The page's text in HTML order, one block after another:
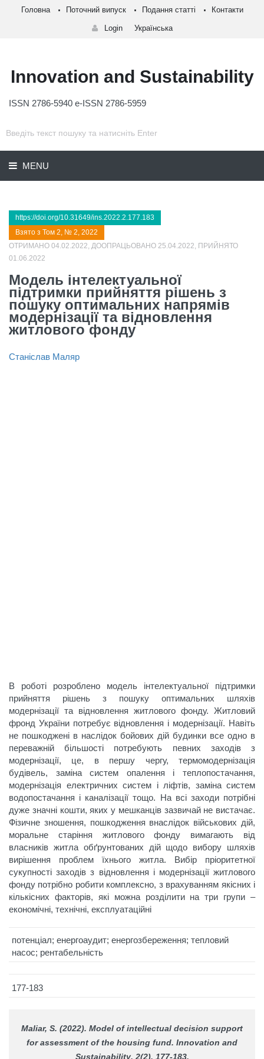
Головна Поточний випуск Подання статті Контакти
Login Українська
Innovation and Sustainability
ISSN 2786-5940 e-ISSN 2786-5959
MENU
https://doi.org/10.31649/ins.2022.2.177.183
Взято з Том 2, № 2, 2022
ОТРИМАНО 04.02.2022, ДООПРАЦЬОВАНО 25.04.2022, ПРИЙНЯТО
01.06.2022
Модель інтелектуальної
підтримки прийняття рішень з
пошуку оптимальних напрямів
модернізації та відновлення
житлового фонду
Станіслав Маляр
В роботі розроблено модель інтелектуальної підтримки
прийняття рішень з пошуку оптимальних шляхів
модернізації та відновлення житлового фонду. Житловий
фронд України потребує відновлення і модернізації. Навіть
не пошкоджені в наслідок бойових дій будинки все одно в
переважній більшості потребують певних заходів з
модернізації, це, в першу чергу, термомодернізація
будівель, заміна систем опалення і теплопостачання,
модернізація електричних систем і ліфтів, заміна систем
водопостачання і каналізації тощо. На всі заходи потрібні
дуже значні кошти, яких у мешканців зазвичай не вистачає.
Фізичне зношення, пошкодження внаслідок військових дій,
моральне старіння житлового фонду вимагають від
власників житла обґрунтованих дій щодо вибору шляхів
вирішення проблем їхнього житла. Вибір пріоритетної
сукупності заходів з відновлення і модернізації житлового
фонду потрібно робити комплексно, з врахуванням якісних і
кількісних факторів, які можна розділити на три групи –
економічні, технічні, експлуатаційні
потенціал; енергоаудит; енергозбереження; тепловий
насос; рентабельність
177-183
Malіar, S. (2022). Model of intellectual decision support
for assessment of the housing fund. Innovation and
Sustainability, 2(2), 177-183.